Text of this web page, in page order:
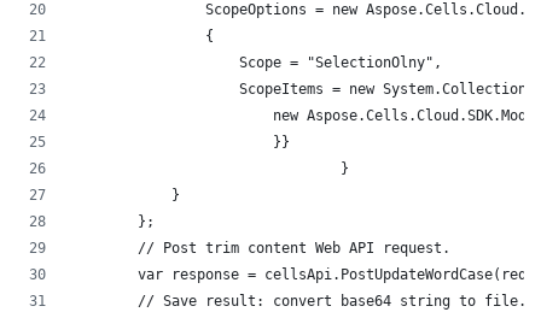
ScopeOptions = new
                {
                    Scope = "SelectionOlny",
ScopeItems = new
new
                        }}
				}
            }
        };
        // Post trim content Web API request.
var response =
        // Save result: convert base64 string to file.